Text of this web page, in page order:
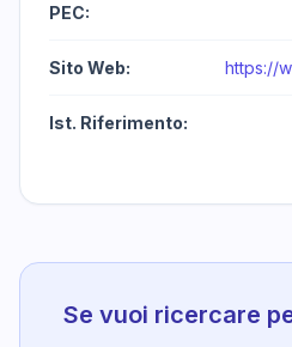
PEC:
Sito Web: https://
Ist. Riferimento:
Se vuoi ricercare